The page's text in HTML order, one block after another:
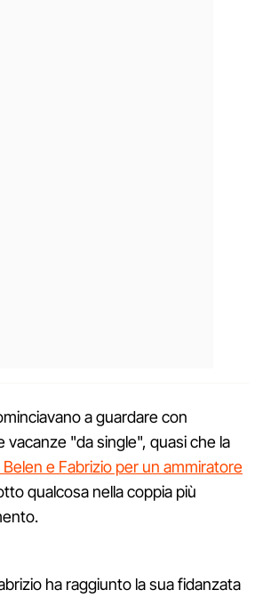
a guardare con
"da single", quasi che la
Belen e Fabrizio per un ammiratore
qualcosa nella coppia più
ha raggiunto la sua fidanzata